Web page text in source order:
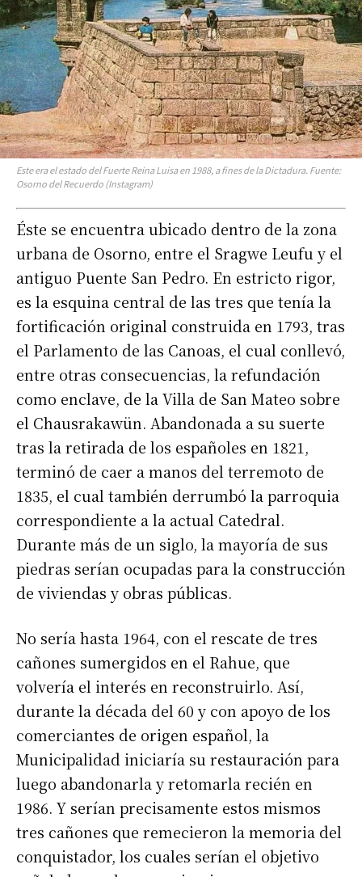
Este era el estado del Fuerte Reina Luisa en 1988, a fines de la Dictadura. Fuente:
Osorno del Recuerdo (Instagram)
Éste se encuentra ubicado dentro de la zona
urbana de Osorno, entre el Sragwe Leufu y el
antiguo Puente San Pedro. En estricto rigor,
es la esquina central de las tres que tenía la
fortificación original construida en 1793, tras
el Parlamento de las Canoas, el cual conllevó,
entre otras consecuencias, la refundación
como enclave, de la Villa de San Mateo sobre
el Chausrakawün. Abandonada a su suerte
tras la retirada de los españoles en 1821,
terminó de caer a manos del terremoto de
1835, el cual también derrumbó la parroquia
correspondiente a la actual Catedral.
Durante más de un siglo, la mayoría de sus
piedras serían ocupadas para la construcción
de viviendas y obras públicas.
No sería hasta 1964, con el rescate de tres
cañones sumergidos en el Rahue, que
volvería el interés en reconstruirlo. Así,
durante la década del 60 y con apoyo de los
comerciantes de origen español, la
Municipalidad iniciaría su restauración para
luego abandonarla y retomarla recién en
1986. Y serían precisamente estos mismos
tres cañones que remecieron la memoria del
conquistador, los cuales serían el objetivo